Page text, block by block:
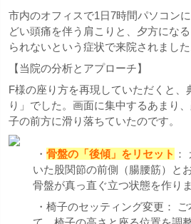
市内のオフィスで1日7時間パソコン
どい頭痛を伴う肩こりと、夕方にな
られないという症状で来院されました
【当院の分析とアプローチ】
F様の座り方を再現していただくと、
り」でした。画面に集中するあまり
子の前方に滑り落ちていたのです。
・ 骨盤の「後傾」をリセット ：
いた股関節の前側（腸腰筋）と
骨盤が真っ直ぐ立つ状態を作りま
・椅子のセッティング変更：